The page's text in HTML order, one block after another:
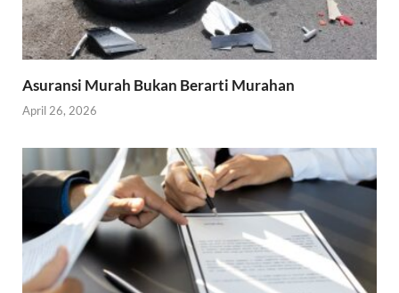
Asuransi Murah Bukan Berarti Murahan
April 26, 2026